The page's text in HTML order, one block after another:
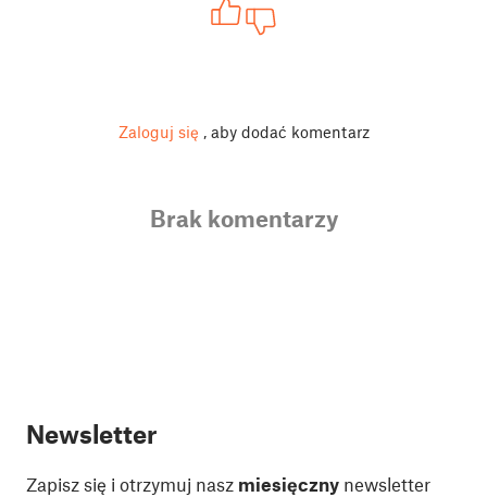
Zaloguj się , aby dodać komentarz
Brak komentarzy
Newsletter
Zapisz się i otrzymuj nasz miesięczny newsletter